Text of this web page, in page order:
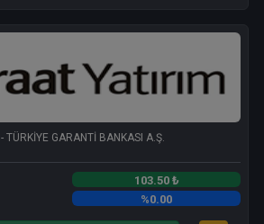
- TÜRKİYE GARANTİ BANKASI A.Ş.
103.50 ₺
%0.00